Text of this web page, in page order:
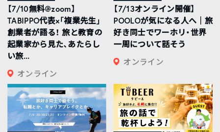
【7/10無料@zoom】
TABIPPO代表×「複業先生」
創業者が語る！ 旅と教育の
起業家から見た、あたらし
い旅...
オンライン
【7/13オンライン開催】
POOLOが気になる人へ｜旅
好き同士でワーホリ・世界
一周について話そう
オンライン